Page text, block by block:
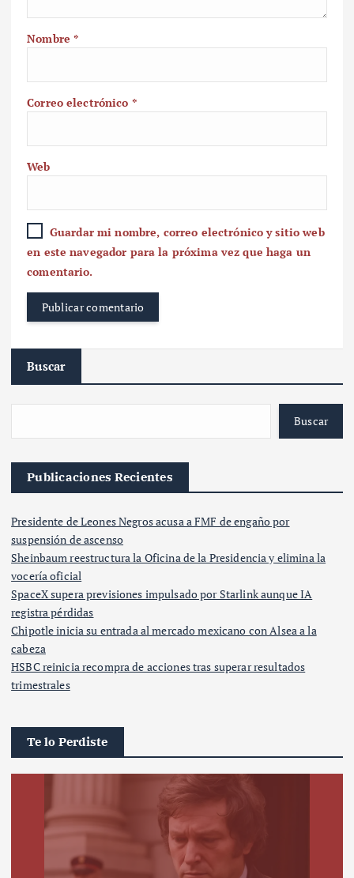
Nombre*
Correo electrónico *
Web
Guardar mi nombre, correo electrónico y sitio web
en este navegador para la próxima vez que haga un
comentario.
Buscar
Buscar
Publicaciones Recientes
Presidente de Leones Negros acusa a FMF de engaño por
suspensión de ascenso
Sheinbaum reestructura la Oficina de la Presidencia y elimina la
vocería oficial
SpaceX supera previsiones impulsado por Starlink aunque IA
registra pérdidas
Chipotle inicia su entrada al mercado mexicano con Alsea a la
cabeza
HSBC reinicia recompra de acciones tras superar resultados
trimestrales
Te lo Perdiste